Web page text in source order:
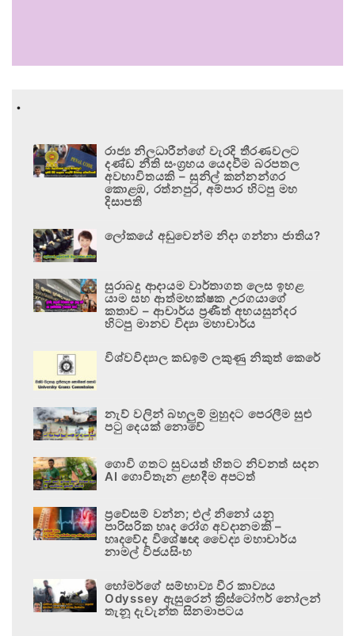
.
රාජ්‍ය නිලධාරීන්ගේ වැරදි තීරණවලට
දණ්ඩ නීති සංග්‍රහය යෙදවීම බරපතල
අවභාවිතයකි – සුනිල් කන්නන්ගර
කොළඹ, රත්නපුර, අම්පාර හිටපු මහ
දිසාපති
ලෝකයේ අඩුවෙන්ම නිදා ගන්නා ජාතිය?
සුරාබදු ආදායම වාර්තාගත ලෙස ඉහළ
යාම සහ ආත්මභක්ෂක උරගයාගේ
කතාව – ආචාර්ය ප්‍රණීත් අභයසුන්දර
හිටපු මානව විද්‍යා මහාචාර්ය
විශ්වවිද්‍යාල කඩඉම් ලකුණු නිකුත් කෙරේ
නැව් වලින් බහලුම් මුහුදට පෙරලීම සුළු
පටු දෙයක් නොවේ
ගොවි ගතට සුවයත් හිතට නිවනත් සදන
AI ගොවිතැන ළඟදීම අපටත්
ප්‍රවේසම් වන්න; එල් නිනෝ යනු
පාරිසරික හෘද රෝග අවදානමකි –
හෘදවේද විශේෂඥ වෛද්‍ය මහාචාර්ය
නාමල් විජයසිංහ
හෝමර්ගේ සම්භාව්‍ය වීර කාව්‍යය
Odyssey ඇසුරෙන් ක්‍රිස්ටෝෆර් නෝලන්
තැනූ දැවැන්ත සිනමාපටය